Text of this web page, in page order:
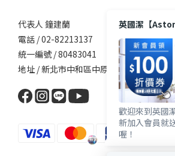
代表人 鐘建蘭
電話 / 02-82213137
統一編號 / 80483041
地址 / 新北市中和區中原街101號5樓
英國潔【
歡迎來到英國
新加入會員就
喔！